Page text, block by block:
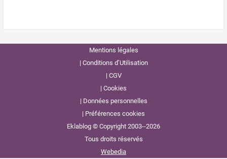
Mentions légales
Conditions d’Utilisation
CGV
Cookies
Données personnelles
Préférences cookies
Eklablog © Copyright 2003--2026
Tous droits réservés
Webedia